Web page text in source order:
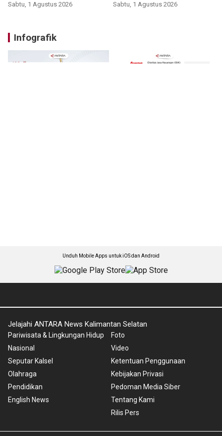
Sabtu, 1 Agustus 2026 Sabtu, 1 Agustus 2026
Infografik
Unduh Mobile Apps untuk iOS dan Android
Jelajahi ANTARA News Kalimantan Selatan
Pariwisata & Lingkungan Hidup
Nasional
Seputar Kalsel
Olahraga
Pendidikan
English News
Foto
Video
Ketentuan Penggunaan
Kebijakan Privasi
Pedoman Media Siber
Tentang Kami
Rilis Pers